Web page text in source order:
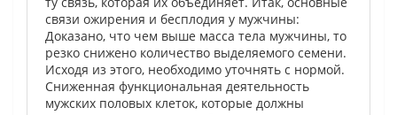
связи ожирения и бесплодия у мужчины:
Доказано, что чем выше масса тела мужчины, то
резко снижено количество выделяемого семени.
Исходя из этого, необходимо уточнять с нормой.
Сниженная функциональная деятельность
мужских половых клеток, которые должны